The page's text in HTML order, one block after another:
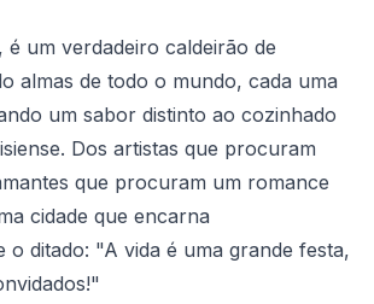
é um verdadeiro caldeirão de
almas de todo o mundo, cada uma
um sabor distinto ao cozinhado
Dos artistas que procuram
que procuram um romance
cidade que encarna
o ditado: "A vida é uma grande festa,